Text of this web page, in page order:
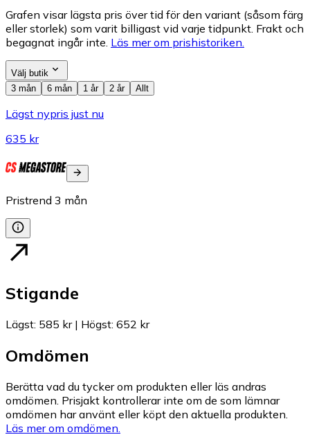
Grafen visar lägsta pris över tid för den variant (såsom färg
eller storlek) som varit billigast vid varje tidpunkt. Frakt och
begagnat ingår inte. Läs mer om prishistoriken.
Välj butik
3 mån
6 mån 1 år 2 år Allt
Lägst nypris just nu
635 kr
Pristrend 3 mån
Stigande
Lägst: 585 kr| Högst: 652 kr
Omdömen
Berätta vad du tycker om produkten eller läs andras
omdömen. Prisjakt kontrollerar inte om de som lämnar
omdömen har använt eller köpt den aktuella produkten.
Läs mer om omdömen.